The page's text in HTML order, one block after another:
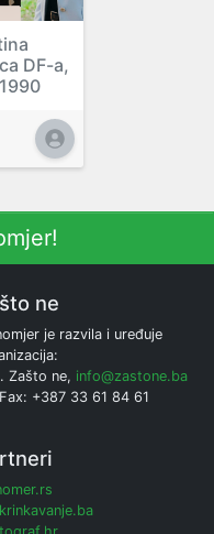
DF-a,
ne
je razvila i uređuje
Zašto ne, info@zastone.ba
+387 33 61 84 61